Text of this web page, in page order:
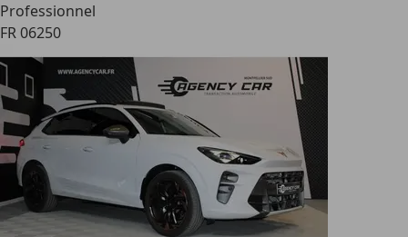
Professionnel
FR 06250